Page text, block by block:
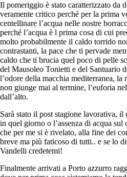
Il pomeriggio è stato caratterizzato da
veramente critico perché per la prima
centellinare l’acqua nelle nostre
perché l’acqua è l prima cosa di cui
molto probabilmente il caldo torrido
contrastanti, la pace che ti pervade
caldo che ti brucia quel poco di pelle
del Mausoleo Tonietti e del Santuario
l’odore della macchia mediterranea, la
non giunge mai al termine, l’euforia
dall’alto.
Sarà stato il post stagione lavorativa, il
in quel giorno o l’assenza di acqua sul
che per me si è rivelato, alla fine dei
breve ma più faticoso di tutti.. e se lo
Vandelli credetemi!
Finalmente arrivati a Porto azzurro